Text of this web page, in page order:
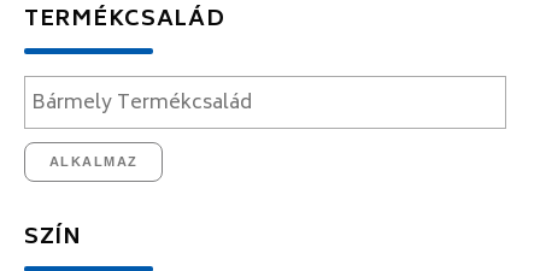
TERMÉKCSALÁD
ALKALMAZ
SZÍN